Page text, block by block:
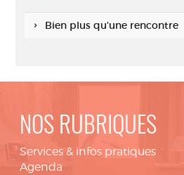
Bien plus qu'une rencontre
NOS RUBRIQUES
Services & infos pratiques
Agenda